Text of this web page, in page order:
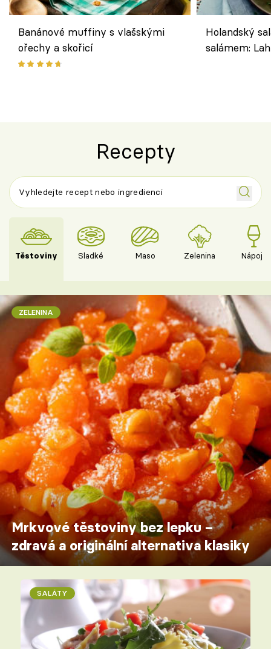
Banánové muffiny s vlašskými
ořechy a skořicí
Holandský
salámem:
Recepty
Těstoviny Sladké Maso Zelenina Nápoje
ZELENINA
Mrkvové těstoviny bez lepku –
zdravá a originální alternativa klasiky
SALÁTY